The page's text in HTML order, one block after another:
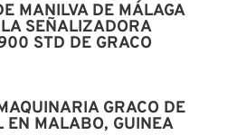
MANILVA DE MÁLAGA
SEÑALIZADORA
STD DE GRACO
GRACO DE
EN MALABO, GUINEA